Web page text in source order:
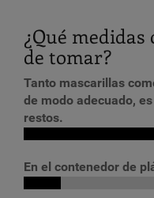
¿Qué medidas
de tomar?
Tanto mascarillas
de modo adecuado,
restos.
En el contenedor de